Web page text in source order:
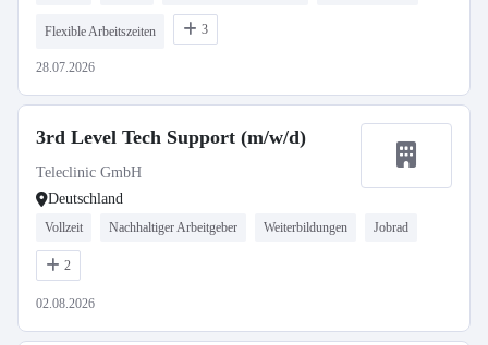
Flexible Arbeitszeiten 3
28.07.2026
3rd Level Tech Support (m/w/d)
Teleclinic GmbH
Deutschland
Vollzeit Nachhaltiger Arbeitgeber Weiterbildungen Jobrad
2
02.08.2026